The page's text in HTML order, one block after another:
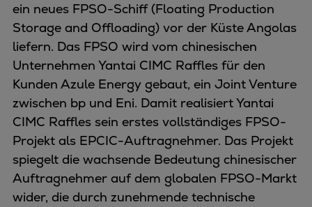
ein neues FPSO-Schiff (Floating Production
Storage and Offloading) vor der Küste Angolas
liefern. Das FPSO wird vom chinesischen
Unternehmen Yantai CIMC Raffles für den
Kunden Azule Energy gebaut, ein Joint Venture
zwischen bp und Eni. Damit realisiert Yantai
CIMC Raffles sein erstes vollständiges FPSO-
Projekt als EPCIC-Auftragnehmer. Das Projekt
spiegelt die wachsende Bedeutung chinesischer
Auftragnehmer auf dem globalen FPSO-Markt
wider, die durch zunehmende technische